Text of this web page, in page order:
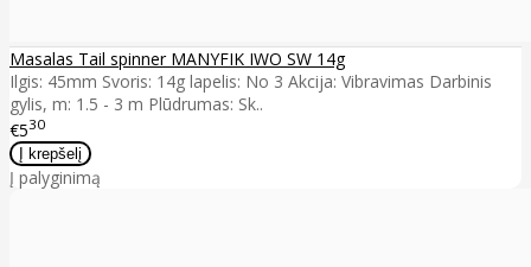
Masalas Tail spinner MANYFIK IWO SW 14g
Ilgis: 45mm Svoris: 14g lapelis: No 3 Akcija: Vibravimas Darbinis
gylis, m: 1.5 - 3 m Plūdrumas: Sk..
€530
Į palyginimą